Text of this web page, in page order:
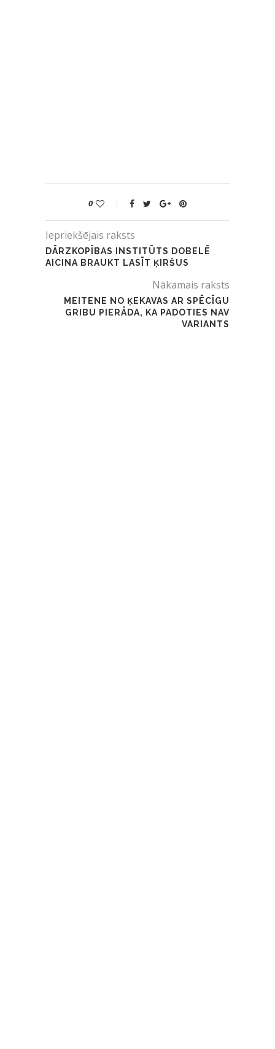
0
Iepriekšējais raksts
DĀRZKOPĪBAS INSTITŪTS DOBELĒ
AICINA BRAUKT LASĪT ĶIRŠUS
Nākamais raksts
MEITENE NO ĶEKAVAS AR SPĒCĪGU
GRIBU PIERĀDA, KA PADOTIES NAV
VARIANTS